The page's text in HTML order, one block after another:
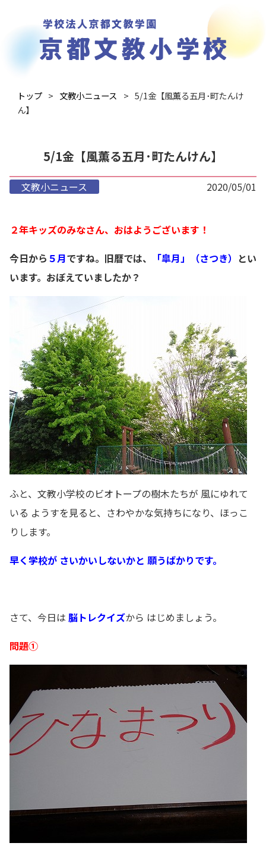
トップ 文教小ニュース
5/1金【風薫る五月･町たんけ
ん】
5/1金【風薫る五月･町たんけん】
文教小ニュース 2020/05/01
２年キッズのみなさん、おはようございます！
今日から ５月ですね。旧暦では、 「皐月」（さつき） とい
います。おぼえていましたか？
ふと、文教小学校のビオトープの樹木たちが 風にゆれて
いる ようすを見ると、さわやかな気持ちになり、ほっこ
りします。
早く学校が さいかいしないかと 願うばかりです。
さて、今日は 脳トレクイズから はじめましょう。
問題①